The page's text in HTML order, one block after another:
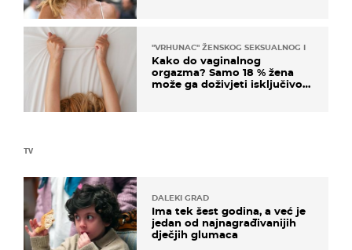
TV
DALEKI GRAD
Ima tek šest godina, a već je
jedan od najnagrađivanijih
dječjih glumaca
"VRHUNAC" ŽENSKOG SEKSUALNOG ISKUSTVA
Kako do vaginalnog
orgazma? Samo 18 % žena
može ga doživjeti isključivo